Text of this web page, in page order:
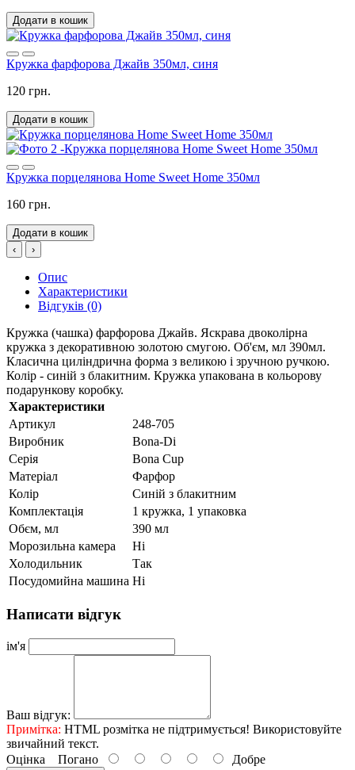
Додати в кошик
Кружка фарфорова Джайв 350мл, синя
120 грн.
Додати в кошик
Кружка порцелянова Home Sweet Home 350мл
160 грн.
Додати в кошик
‹
›
Опис
Характеристики
Відгуків (0)
Кружка (чашка) фарфорова Джайв. Яскрава двоколірна
кружка з декоративною золотою смугою. Об'єм, мл 390мл.
Класична циліндрична форма з великою і зручною ручкою.
Колір - синій з блакитним. Кружка упакована в кольорову
подарункову коробку.
Характеристики
Артикул
248-705
Виробник
Bona-Di
Серія
Bona Cup
Матеріал
Фарфор
Колір
Синій з блакитним
Комплектація
1 кружка, 1 упаковка
Обєм, мл
390 мл
Морозильна камера
Ні
Холодильник
Так
Посудомийна машина Ні
Написати відгук
ім'я
Ваш відгук:
Примітка: HTML розмітка не підтримується! Використовуйте
звичайний текст.
Оцінка Погано Добре